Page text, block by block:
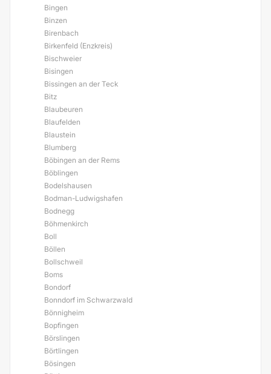
Bingen
Binzen
Birenbach
Birkenfeld (Enzkreis)
Bischweier
Bisingen
Bissingen an der Teck
Bitz
Blaubeuren
Blaufelden
Blaustein
Blumberg
Böbingen an der Rems
Böblingen
Bodelshausen
Bodman-Ludwigshafen
Bodnegg
Böhmenkirch
Boll
Böllen
Bollschweil
Boms
Bondorf
Bonndorf im Schwarzwald
Bönnigheim
Bopfingen
Börslingen
Börtlingen
Bösingen